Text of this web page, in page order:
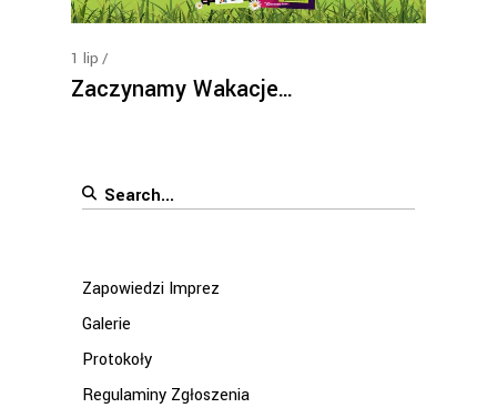
1 lip
Zaczynamy Wakacje…
Search
Zapowiedzi Imprez
Galerie
Protokoły
Regulaminy Zgłoszenia